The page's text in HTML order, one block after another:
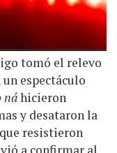
tomó el relevo
espectáculo
náhicieron
y desataron la
resistieron